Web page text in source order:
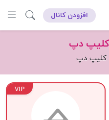
افزودن کانال
کلیپ دپ
کلیپ دپ
VIP